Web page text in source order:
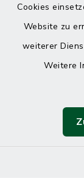
Cookies
Website zu
weiterer
Weitere